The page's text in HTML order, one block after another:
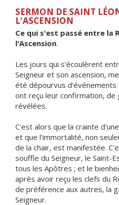
SERMON DE SAINT
L'ASCENSION
Ce qui s'est passé entre la
l'Ascension.
Les jours qui s'écoulèrent
Seigneur et son ascension,
été dépourvus
ont reçu leur confirmation,
révélées.
C'est alors que la crainte
et que l'immortalité, non
de la chair, est manifestée.
souffle du Seigneur, le Saint-
tous les Apôtres ; et le
après avoir reçu les clefs du
de préférence aux autres, la
Seigneur.